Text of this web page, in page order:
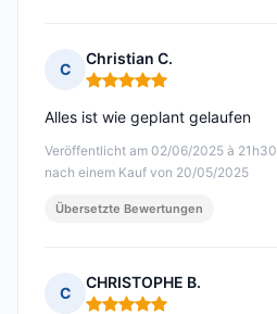
C
Christian C.
Hinweis: 5 von 5
Veröffentlicht am 02/06/2025 à 21h30
nach einem Kauf von 20/05/2025
Alles ist wie geplant gelaufen
Übersetzte Bewertungen
C
CHRISTOPHE B.